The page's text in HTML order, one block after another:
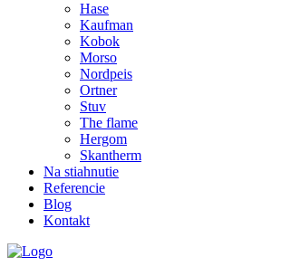
Hase
Kaufman
Kobok
Morso
Nordpeis
Ortner
Stuv
The flame
Hergom
Skantherm
Na stiahnutie
Referencie
Blog
Kontakt